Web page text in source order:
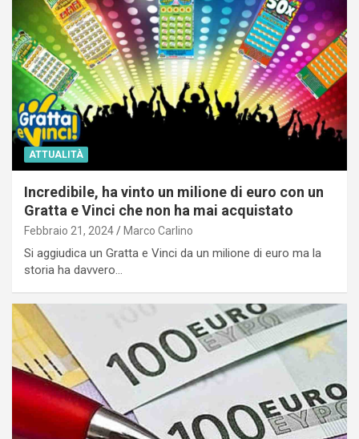
ATTUALITÀ
Incredibile, ha vinto un milione di euro con un
Gratta e Vinci che non ha mai acquistato
Febbraio 21, 2024 Marco Carlino
Si aggiudica un Gratta e Vinci da un milione di euro ma la
storia ha davvero…